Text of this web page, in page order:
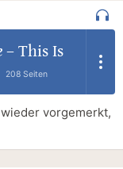
– This Is
208 Seiten
vorgemerkt,